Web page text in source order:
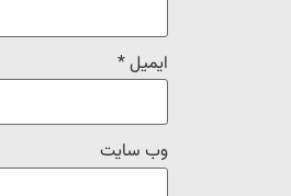
ایمیل*
وب‌ سایت